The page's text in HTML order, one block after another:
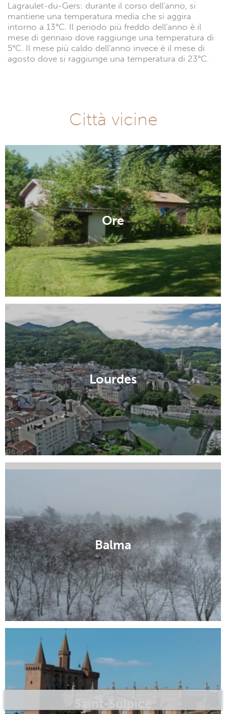
Lagraulet-du-Gers: durante il corso dell'anno, si
mantiene una temperatura media che si aggira
intorno a 13°C. Il periodo più freddo dell'anno è il
mese di gennaio dove raggiunge una temperatura di
5°C. Il mese più caldo dell'anno invece è il mese di
agosto dove si raggiunge una temperatura di 23°C.
Città vicine
Ore
Lourdes
Balma
Saint-Sulpice